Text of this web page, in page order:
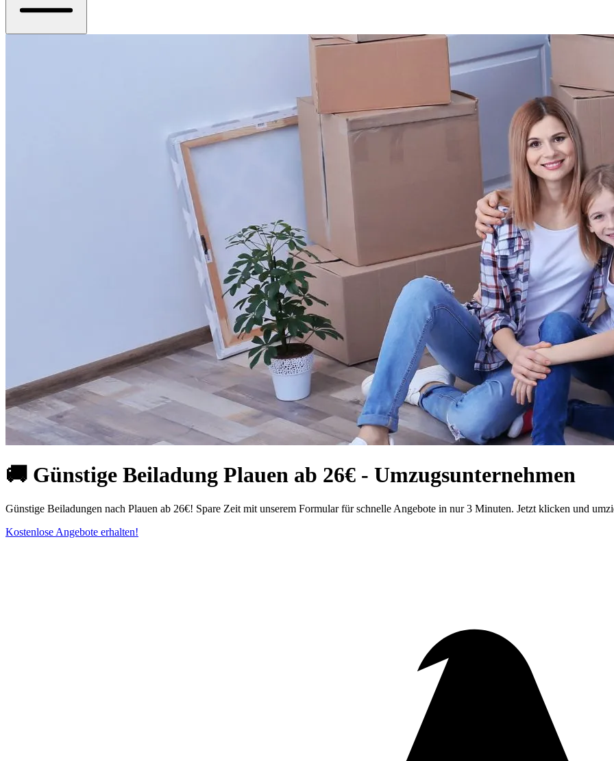
🚚 Günstige Beiladung Plauen ab 26€ - Umzugsunternehmen
Günstige Beiladungen nach Plauen ab 26€! Spare Zeit mit unserem Formular für schnelle Angebote in nur 3 Minuten. Jetzt klicken und
Kostenlose Angebote erhalten!